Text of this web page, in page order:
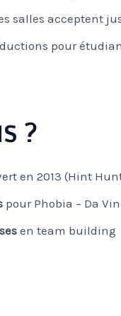
salles acceptent
pour
?
en 2013 (Hint
pour Phobia – Da
en team building